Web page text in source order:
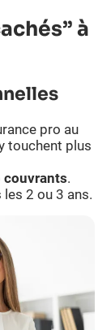
à
pro au
touchent plus
couvrants.
2 ou 3 ans.